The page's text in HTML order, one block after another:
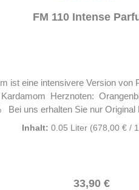
FM 110 Intense
Version von PURE 110. Es
Inhalt: 0.05 Liter (678,00 € /
Regulärer
33,90 €